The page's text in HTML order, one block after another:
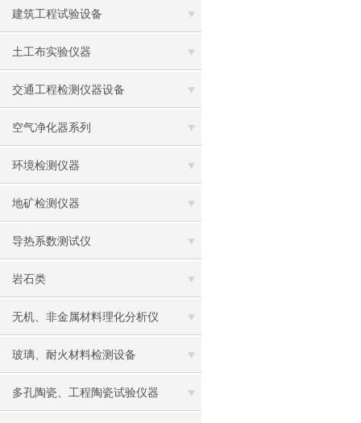
建筑工程试验设备
土工布实验仪器
交通工程检测仪器设备
空气净化器系列
环境检测仪器
地矿检测仪器
导热系数测试仪
岩石类
无机、非金属材料理化分析仪
玻璃、耐火材料检测设备
多孔陶瓷、工程陶瓷试验仪器